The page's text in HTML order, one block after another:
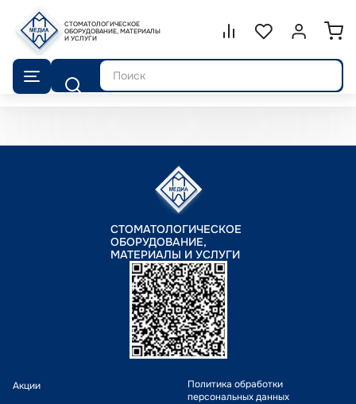
СТОМАТОЛОГИЧЕСКОЕ
ОБОРУДОВАНИЕ, МАТЕРИАЛЫ
И УСЛУГИ
Сравнение.
СписокВойти или
Поиск
СТОМАТОЛОГИЧЕСКОЕ
ОБОРУДОВАНИЕ,
МАТЕРИАЛЫ И УСЛУГИ
Акции
Политика обработки
персональных данных